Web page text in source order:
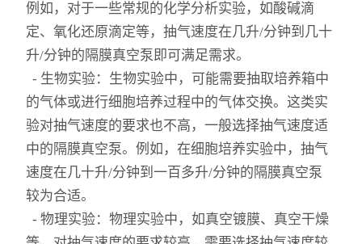
酒精沉淀罐/醇沉罐
不锈钢配制罐
多功能提取罐
高温循环油浴锅
玻璃反应釜
低温冷却液循环泵
例如，对于一些常规的化学分析实验，如酸碱滴
定、氧化还原滴定等，抽气速度在几升/分钟到几十
升/分钟的隔膜真空泵即可满足需求。
- 生物实验：生物实验中，可能需要抽取培养箱中
的气体或进行细胞培养过程中的气体交换。这类实
验对抽气速度的要求也不高，一般选择抽气速度适
中的隔膜真空泵。例如，在细胞培养实验中，抽气
速度在几十升/分钟到一百多升/分钟的隔膜真空泵
较为合适。
- 物理实验：物理实验中，如真空镀膜、真空干燥